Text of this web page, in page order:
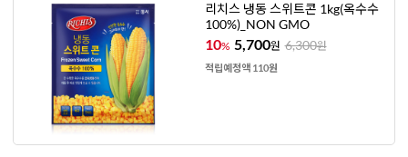
리치스 냉동 스위트콘 1kg(옥수수
100%)_NON GMO
10% 5,700원 6,300원
적립예정액 110원